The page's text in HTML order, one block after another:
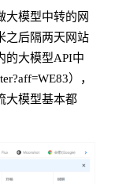
大模型中转的网
之后隔两天网站
的大模型API中
），
大模型基本都